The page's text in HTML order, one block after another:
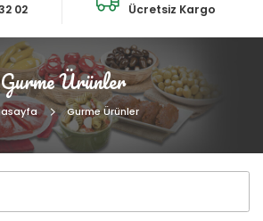
02 Ücretsiz Kargo
Gurme Ürünler
Gurme Ürünler